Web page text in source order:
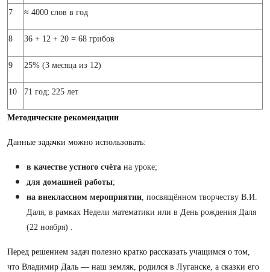
7 ≈ 4000 слов в год
8 36 + 12 + 20 = 68 грибов
9 25% (3 месяца из 12)
10 71 год; 225 лет
Методические рекомендации
Данные задачки можно использовать:
в качестве устного счёта на уроке;
для домашней работы;
на внеклассном мероприятии, посвящённом творчеству В.И.
Даля, в рамках Недели математики или в День рождения Даля
(22 ноября) .
Перед решением задач полезно кратко рассказать учащимся о том,
что Владимир Даль — наш земляк, родился в Луганске, а сказки его